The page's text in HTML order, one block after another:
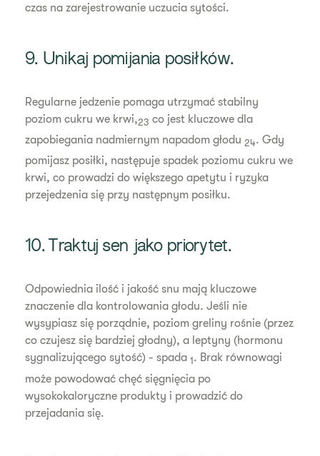
czas na zarejestrowanie uczucia sytości.
9. Unikaj pomijania posiłków.
Regularne jedzenie pomaga utrzymać stabilny
poziom cukru we krwi,23 co jest kluczowe dla
zapobiegania nadmiernym napadom głodu 24. Gdy
pomijasz posiłki, następuje spadek poziomu cukru we
krwi, co prowadzi do większego apetytu i ryzyka
przejedzenia się przy następnym posiłku.
10. Traktuj sen jako priorytet.
Odpowiednia ilość i jakość snu mają kluczowe
znaczenie dla kontrolowania głodu. Jeśli nie
wysypiasz się porządnie, poziom greliny rośnie (przez
co czujesz się bardziej głodny), a leptyny (hormonu
sygnalizującego sytość) - spada1 . Brak równowagi
może powodować chęć sięgnięcia po
wysokokaloryczne produkty i prowadzić do
przejadania się.